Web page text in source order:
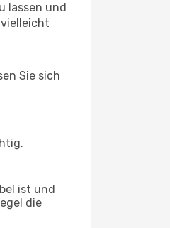
lassen und
Sie sich
ist und
die